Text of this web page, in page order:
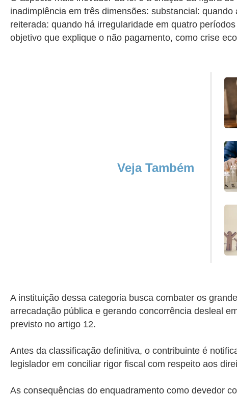
inadimplência em três dimensões: substancial:
reiterada: quando há irregularidade em quatro
objetivo que explique o não pagamento, como crise
Veja Também
A instituição dessa categoria busca combater os
arrecadação pública e gerando concorrência desleal
previsto no artigo 12.
Antes da classificação definitiva, o contribuinte é
legislador em conciliar rigor fiscal com respeito aos
As consequências do enquadramento como devedor